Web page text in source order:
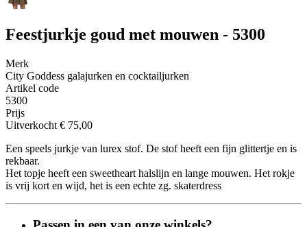
Feestjurkje goud met mouwen - 5300
Merk
City Goddess galajurken en cocktailjurken
Artikel code
5300
Prijs
Uitverkocht € 75,00
Een speels jurkje van lurex stof. De stof heeft een fijn glittertje en is
rekbaar.
Het topje heeft een sweetheart halslijn en lange mouwen. Het rokje
is vrij kort en wijd, het is een echte zg. skaterdress